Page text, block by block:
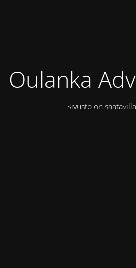
Oulanka
Sivusto on